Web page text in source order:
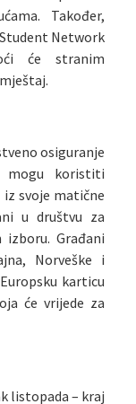
Također,
Network
će stranim
osiguranje
mogu koristiti
svoje matične
u društvu za
Građani
Norveške i
karticu
će vrijede za
listopada – kraj